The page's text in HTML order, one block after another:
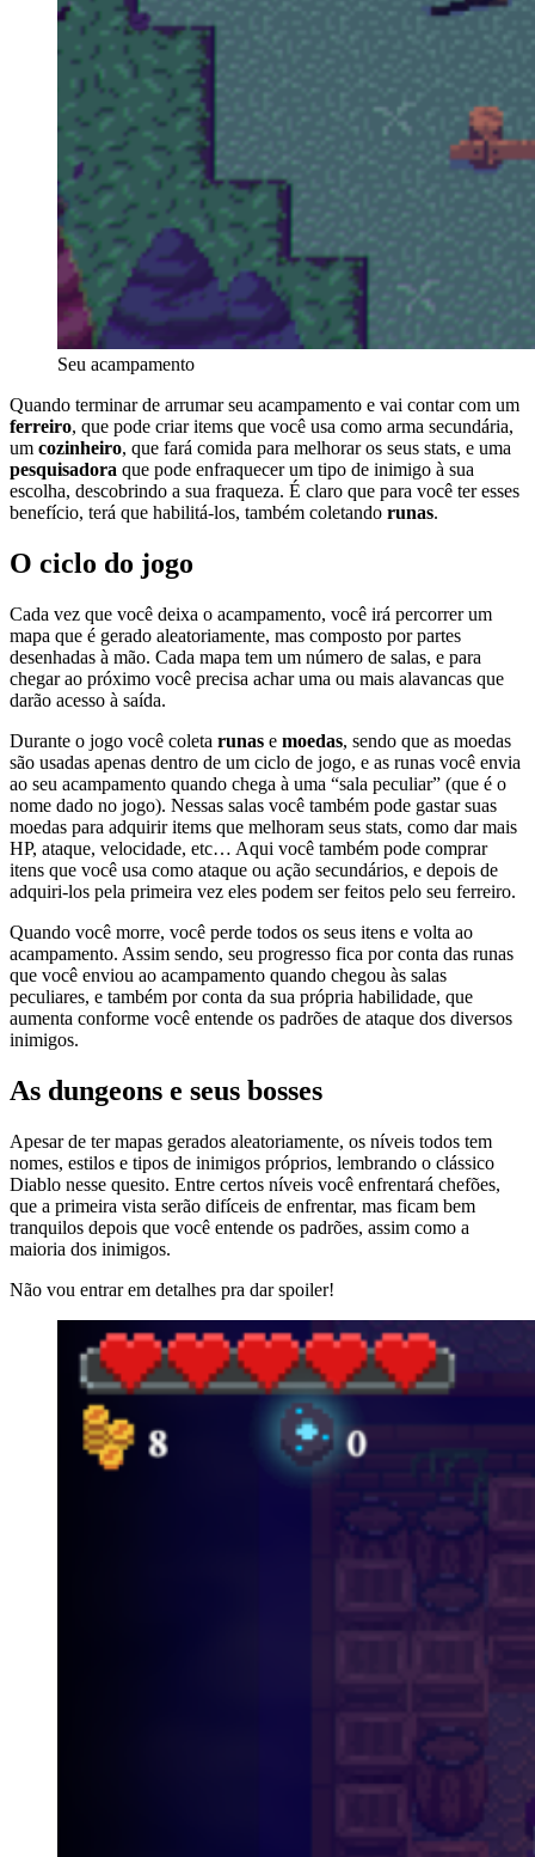
Seu acampamento
Quando terminar de arrumar seu acampamento e vai contar com um
ferreiro, que pode criar items que você usa como arma secundária,
um cozinheiro, que fará comida para melhorar os seus stats, e uma
pesquisadora que pode enfraquecer um tipo de inimigo à sua
escolha, descobrindo a sua fraqueza. É claro que para você ter esses
benefício, terá que habilitá-los, também coletando runas.
O ciclo do jogo
Cada vez que você deixa o acampamento, você irá percorrer um
mapa que é gerado aleatoriamente, mas composto por partes
desenhadas à mão. Cada mapa tem um número de salas, e para
chegar ao próximo você precisa achar uma ou mais alavancas que
darão acesso à saída.
Durante o jogo você coleta runas e moedas, sendo que as moedas
são usadas apenas dentro de um ciclo de jogo, e as runas você envia
ao seu acampamento quando chega à uma “sala peculiar” (que é o
nome dado no jogo). Nessas salas você também pode gastar suas
moedas para adquirir items que melhoram seus stats, como dar mais
HP, ataque, velocidade, etc… Aqui você também pode comprar
itens que você usa como ataque ou ação secundários, e depois de
adquiri-los pela primeira vez eles podem ser feitos pelo seu ferreiro.
Quando você morre, você perde todos os seus itens e volta ao
acampamento. Assim sendo, seu progresso fica por conta das runas
que você enviou ao acampamento quando chegou às salas
peculiares, e também por conta da sua própria habilidade, que
aumenta conforme você entende os padrões de ataque dos diversos
inimigos.
As dungeons e seus bosses
Apesar de ter mapas gerados aleatoriamente, os níveis todos tem
nomes, estilos e tipos de inimigos próprios, lembrando o clássico
Diablo nesse quesito. Entre certos níveis você enfrentará chefões,
que a primeira vista serão difíceis de enfrentar, mas ficam bem
tranquilos depois que você entende os padrões, assim como a
maioria dos inimigos.
Não vou entrar em detalhes pra dar spoiler!